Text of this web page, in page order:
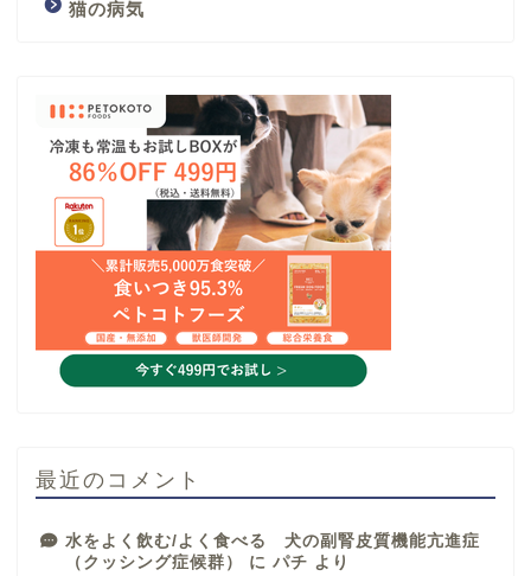
猫の病気
最近のコメント
水をよく飲む/よく食べる 犬の副腎皮質機能亢進症
（クッシング症候群）
に パチ より